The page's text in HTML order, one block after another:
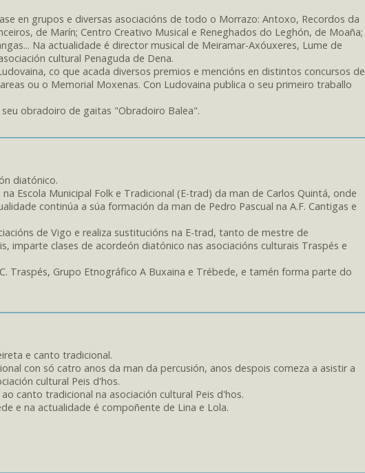
en grupos e diversas asociacións de todo o Morrazo: Antoxo, Recordos da
de Marín; Centro Creativo Musical e Reneghados do Leghón, de Moaña;
Na actualidade é director musical de Meiramar-Axóuxeres, Lume de
cultural Penaguda de Dena.
co que acada diversos premios e mencións en distintos concursos de
ou o Memorial Moxenas. Con Ludovaina publica o seu primeiro traballo
obradoiro de gaitas "Obradoiro Balea".
diatónico.
Escola Municipal Folk e Tradicional (E-trad) da man de Carlos Quintá, onde
continúa a súa formación da man de Pedro Pascual na A.F. Cantigas e
de Vigo e realiza sustitucións na E-trad, tanto de mestre de
imparte clases de acordeón diatónico nas asociacións culturais Traspés e
Traspés, Grupo Etnográfico A Buxaina e Trébede, e tamén forma parte do
e canto tradicional.
con só catro anos da man da percusión, anos despois comeza a asistir a
cultural Peis d'hos.
canto tradicional na asociación cultural Peis d'hos.
e na actualidade é compoñente de Lina e Lola.